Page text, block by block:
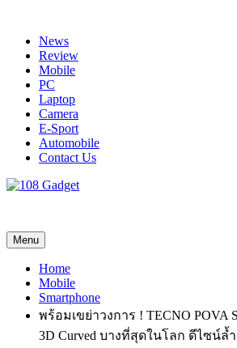
contentNews
Review
Mobile
PC
Laptop
Camera
E-Sport
Automobile
Contact Us
Menu
Home
Mobile
Smartphone
พร้อมเขย่าวงการ ! TECNO POVA
3D Curved บางที่สุดในโลก ดีไซน์ล้